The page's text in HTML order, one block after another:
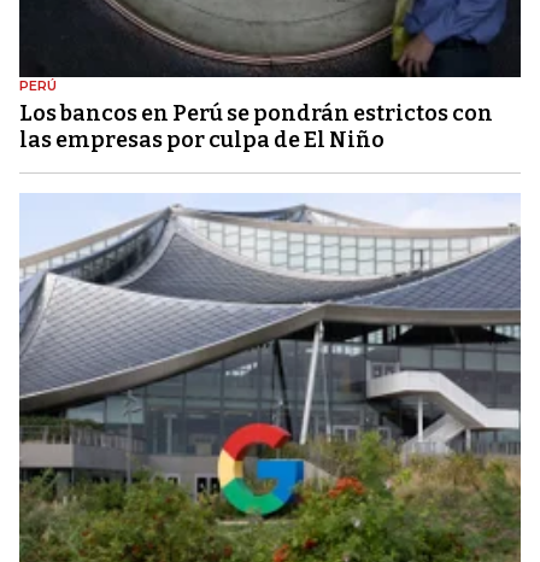
PERÚ
Los bancos en Perú se pondrán estrictos con
las empresas por culpa de El Niño